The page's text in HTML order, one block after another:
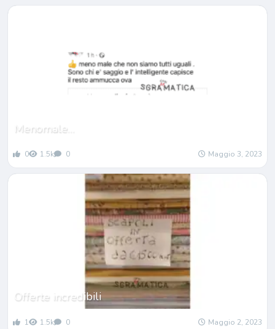
Menomale…
0 1.5k 0 Maggio 3, 2023
Offerte incredibili
1 1.5k 0 Maggio 2, 2023